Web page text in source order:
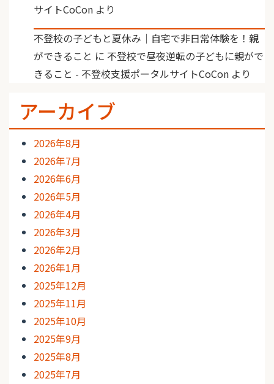
サイトCoCon より
不登校の子どもと夏休み｜自宅で非日常体験を！親
ができること に 不登校で昼夜逆転の子どもに親がで
きること - 不登校支援ポータルサイトCoCon より
アーカイブ
2026年8月
2026年7月
2026年6月
2026年5月
2026年4月
2026年3月
2026年2月
2026年1月
2025年12月
2025年11月
2025年10月
2025年9月
2025年8月
2025年7月